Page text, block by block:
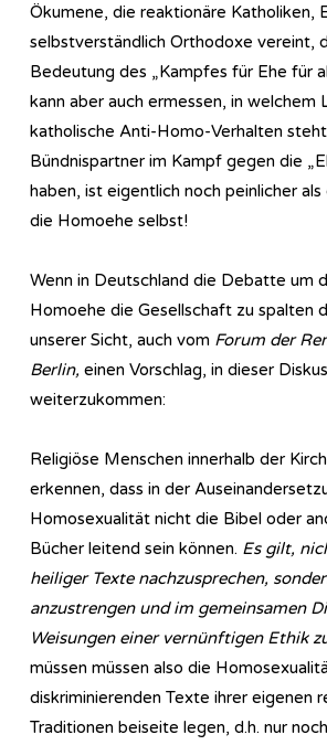
Ökumene, die reaktionäre Katholiken,
selbstverständlich Orthodoxe vereint,
Bedeutung des „Kampfes für Ehe für
kann aber auch ermessen, in welchem
katholische Anti-Homo-Verhalten
Bündnispartner im Kampf gegen die
haben, ist eigentlich noch peinlicher
die Homoehe selbst!
Wenn in Deutschland die Debatte um
Homoehe die Gesellschaft zu spalten
unserer Sicht, auch vom Forum der
Berlin, einen Vorschlag, in dieser
weiterzukommen:
Religiöse Menschen innerhalb der
erkennen, dass in der
Homosexualität nicht die Bibel oder
Bücher leitend sein können. Es gilt,
heiliger Texte nachzusprechen,
anzustrengen und im gemeinsamen
Weisungen einer vernünftigen Ethik
müssen müssen also die
diskriminierenden Texte ihrer eigenen
Traditionen beiseite legen, d.h. nur